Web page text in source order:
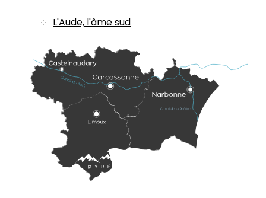
L'Aude, l'âme sud